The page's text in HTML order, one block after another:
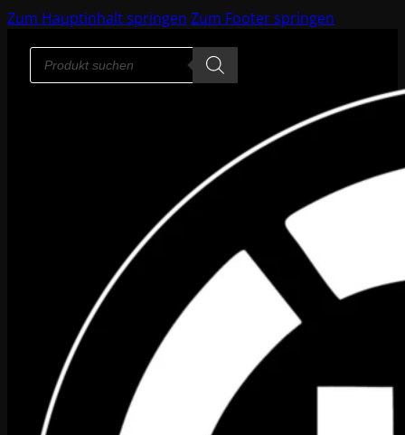
Zum Hauptinhalt springen Zum Footer springen
Products
search